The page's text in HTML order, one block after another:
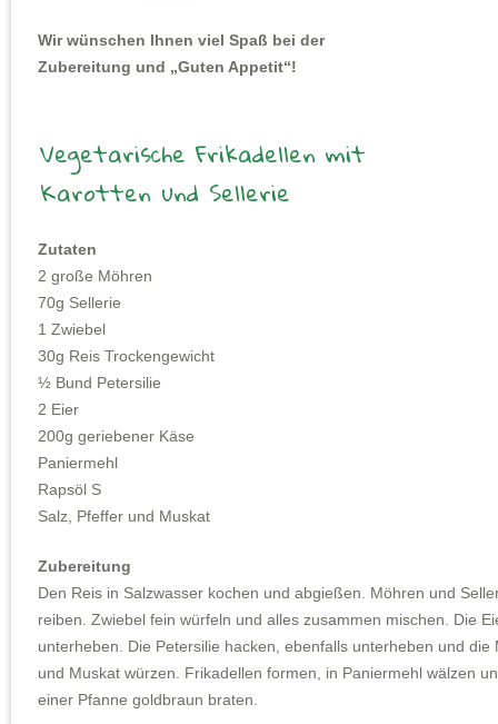
Wir wünschen Ihnen viel Spaß bei der
Zubereitung und „Guten Appetit“!
Vegetarische Frikadellen mit
Karotten und Sellerie
Zutaten
2 große Möhren
70g Sellerie
1 Zwiebel
30g Reis Trockengewicht
½ Bund Petersilie
2 Eier
200g geriebener Käse
Paniermehl
Rapsöl S
Salz, Pfeffer und Muskat
Zubereitung
Den Reis in Salzwasser kochen und abgießen. Möhren und
reiben. Zwiebel fein würfeln und alles zusammen mischen. Die
unterheben. Die Petersilie hacken, ebenfalls unterheben und die
und Muskat würzen. Frikadellen formen, in Paniermehl wälzen
einer Pfanne goldbraun braten.